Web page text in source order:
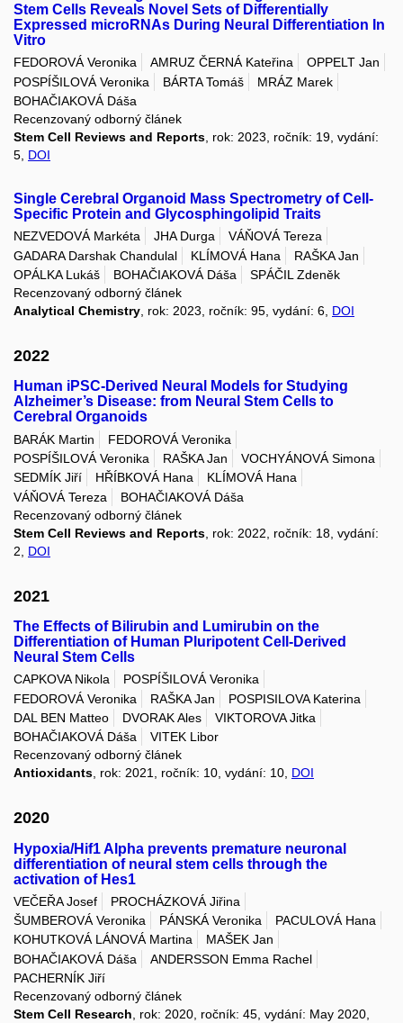
Stem Cells Reveals Novel Sets of Differentially
Expressed microRNAs During Neural Differentiation In
Vitro
FEDOROVÁ Veronika AMRUZ ČERNÁ Kateřina
OPPELT Jan
POSPÍŠILOVÁ Veronika
BÁRTA Tomáš
MRÁZ Marek
BOHAČIAKOVÁ Dáša
Recenzovaný odborný článek
Stem Cell Reviews and Reports , rok: 2023, ročník: 19, vydání:
5, DOI
Single Cerebral Organoid Mass Spectrometry of Cell-
Specific Protein and Glycosphingolipid Traits
NEZVEDOVÁ Markéta JHA Durga
VÁŇOVÁ Tereza
GADARA Darshak Chandulal
KLÍMOVÁ Hana
RAŠKA Jan
OPÁLKA Lukáš
BOHAČIAKOVÁ Dáša
SPÁČIL Zdeněk
Recenzovaný odborný článek
Analytical Chemistry , rok: 2023, ročník: 95, vydání: 6, DOI
2022
Human iPSC-Derived Neural Models for Studying
Alzheimer’s Disease: from Neural Stem Cells to
Cerebral Organoids
BARÁK Martin
FEDOROVÁ Veronika
POSPÍŠILOVÁ Veronika
RAŠKA Jan
VOCHYÁNOVÁ Simona
SEDMÍK Jiří
HŘÍBKOVÁ Hana
KLÍMOVÁ Hana
VÁŇOVÁ Tereza
BOHAČIAKOVÁ Dáša
Recenzovaný odborný článek
Stem Cell Reviews and Reports , rok: 2022, ročník: 18, vydání:
2, DOI
2021
The Effects of Bilirubin and Lumirubin on the
Differentiation of Human Pluripotent Cell-Derived
Neural Stem Cells
CAPKOVA Nikola
POSPÍŠILOVÁ Veronika
FEDOROVÁ Veronika
RAŠKA Jan
POSPISILOVA Katerina
DAL BEN Matteo
DVORAK Ales
VIKTOROVA Jitka
BOHAČIAKOVÁ Dáša
VITEK Libor
Recenzovaný odborný článek
Antioxidants , rok: 2021, ročník: 10, vydání: 10, DOI
2020
Hypoxia/Hif1 Alpha prevents premature neuronal
differentiation of neural stem cells through the
activation of Hes1
VEČEŘA Josef
PROCHÁZKOVÁ Jiřina
ŠUMBEROVÁ Veronika
PÁNSKÁ Veronika
PACULOVÁ Hana
KOHUTKOVÁ LÁNOVÁ Martina
MAŠEK Jan
BOHAČIAKOVÁ Dáša
ANDERSSON Emma Rachel
PACHERNÍK Jiří
Recenzovaný odborný článek
Stem Cell Research , rok: 2020, ročník: 45, vydání: May 2020,